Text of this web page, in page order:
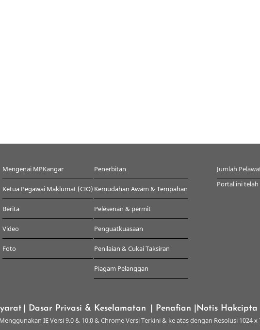
Mengenai MPKangar
Ketua Pegawai Maklumat (CIO)
Berita
Video
Foto
Penerbitan
Kemudahan Awam & Tempahan
Pelesenan & permit
Penguatkuasaan
Penilaian & Cukai Taksiran
Piagam Pelanggan
Jumlah
Portal ini telah
| Dasar Privasi & Keselamatan | Penafian |Notis Hakcipta
IE Versi 9.0 & 10.0 & Chrome Versi Terkini & ke atas dengan Resolusi 1024 x